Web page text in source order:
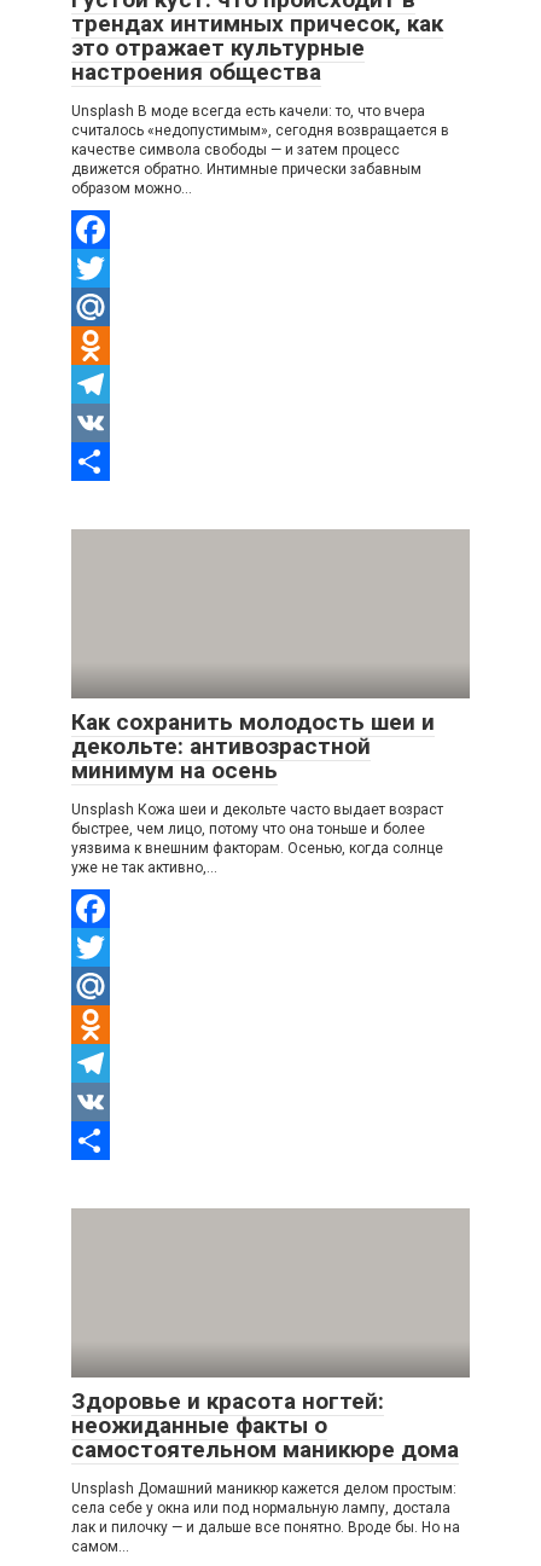
трендах интимных причесок, как
это отражает культурные
настроения общества
Unsplash В моде всегда есть качели: то, что вчера
считалось «недопустимым», сегодня возвращается в
качестве символа свободы — и затем процесс
движется обратно. Интимные прически забавным
образом можно…
Facebook
Twitter
Mail.Ru
Odnoklassniki
Telegram
VK
Как сохранить молодость шеи и
декольте: антивозрастной
минимум на осень
Unsplash Кожа шеи и декольте часто выдает возраст
быстрее, чем лицо, потому что она тоньше и более
уязвима к внешним факторам. Осенью, когда солнце
уже не так активно,…
Facebook
Twitter
Mail.Ru
Odnoklassniki
Telegram
VK
Здоровье и красота ногтей:
неожиданные факты о
самостоятельном маникюре дома
Unsplash Домашний маникюр кажется делом простым:
села себе у окна или под нормальную лампу, достала
лак и пилочку — и дальше все понятно. Вроде бы. Но на
самом…